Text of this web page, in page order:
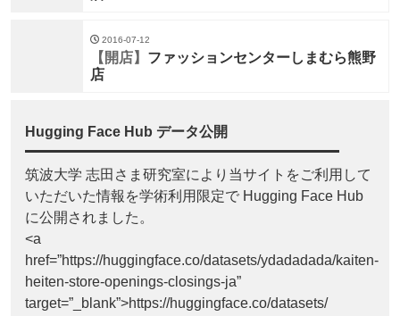
2016-07-12
【開店】 ファッションセンターしまむら熊野
店
Hugging Face Hub データ公開
筑波大学 志田さま研究室により当サイトをご利用して
いただいた情報を学術利用限定で Hugging Face Hub
に公開されました。
<a
href=”https://huggingface.co/datasets/ydadadada/kaiten-
heiten-store-openings-closings-ja”
target=”_blank”>https://huggingface.co/datasets/